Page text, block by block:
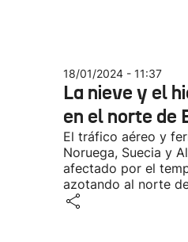
18/01/2024 - 11:37
La nieve y el
en el norte de
El tráfico aéreo y
Noruega, Suecia y
afectado por el
azotando al norte